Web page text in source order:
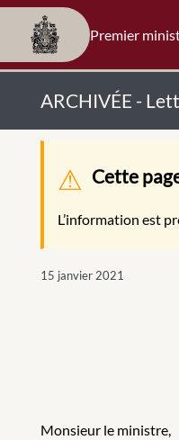
Premier
ARCHIVÉE -
Message
Cette
L’information est
15 janvier 2021
Monsieur le ministre,